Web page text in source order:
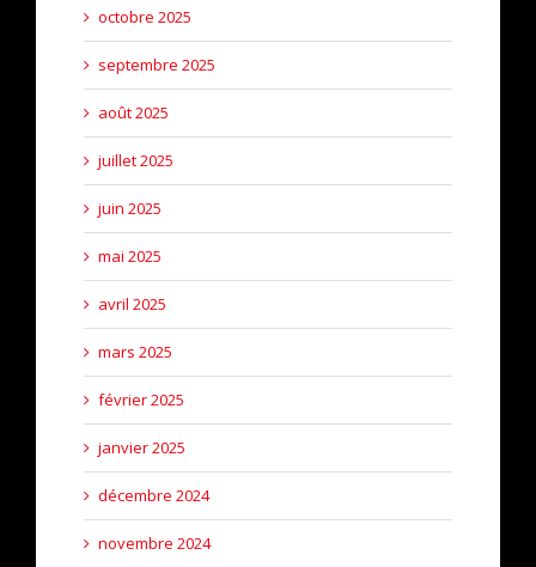
octobre 2025
septembre 2025
août 2025
juillet 2025
juin 2025
mai 2025
avril 2025
mars 2025
février 2025
janvier 2025
décembre 2024
novembre 2024